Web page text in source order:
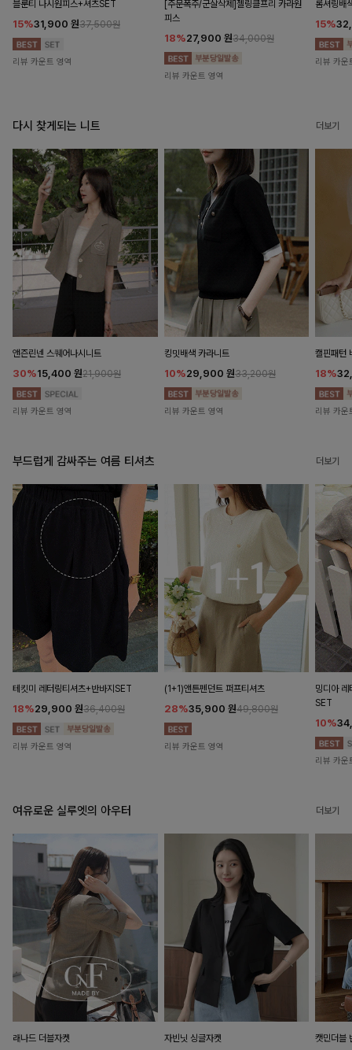
블룬티 나시원피스+셔츠SET
15%31,900 원37,500원
리뷰 카운트 영역
[주문폭주/군살삭제]젤링클프리 카라원
피스
18%27,900 원34,000원
리뷰 카운트 영역
롬셔링배
15%
리뷰 카운
다시 찾게되는 니트 더보기
앤즌린넨 스퀘어나시니트
30%15,400 원21,900원
리뷰 카운트 영역
킹밋배색 카라니트
10%29,900 원33,200원
리뷰 카운트 영역
캘핀패턴
18%
리뷰 카운
부드럽게 감싸주는 여름 티셔츠 더보기
테킷미 레터링티셔츠+반바지SET
18%29,900 원36,400원
리뷰 카운트 영역
(1+1)앤튼펜던트 퍼프티셔츠
28%35,900 원49,800원
리뷰 카운트 영역
밍디아 레
SET
10%
리뷰 카운
여유로운 실루엣의 아우터 더보기
래나드 더블자켓 자빈닛 싱글자켓 캣민더블